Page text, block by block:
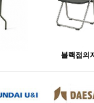
블랙접의